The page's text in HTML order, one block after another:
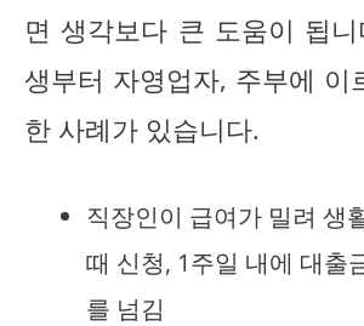
면 생각보다 큰 도움이 됩
생부터 자영업자, 주부에 이
한 사례가 있습니다.
직장인이 급여가 밀려 생
때 신청, 1주일 내에 대출
를 넘김